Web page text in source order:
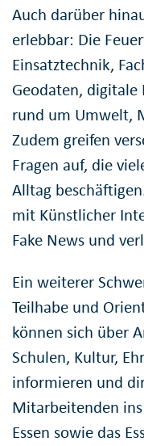
Auch darüber
erlebbar: Die
Einsatztechnik,
Geodaten,
rund um Umwelt,
Zudem greifen
Fragen auf, die
Alltag
mit Künstlicher
Fake News und
Ein weiterer
Teilhabe und
können sich über
Schulen, Kultur,
informieren und
Mitarbeitenden
Essen sowie das